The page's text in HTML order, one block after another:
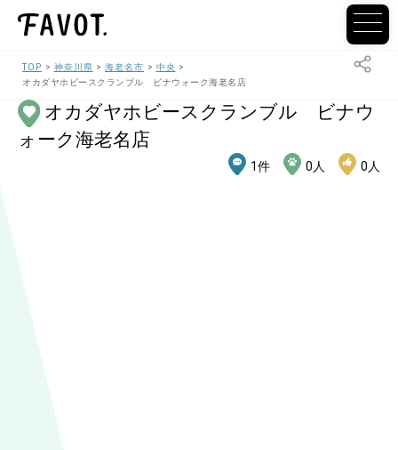
TOP 神奈川県 海老名市
中央
オカダヤホビースクランブル ビナウォーク海老名店
オカダヤホビースクランブル ビナウ
ォーク海老名店
1件 0 人 0 人